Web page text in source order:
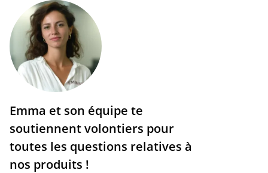
Emma et son équipe te
soutiennent volontiers pour
toutes les questions relatives à
nos produits !